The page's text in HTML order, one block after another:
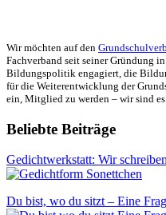
Wir möchten auf den
Fachverband seit seiner Gründung
Bildungspolitik engagiert, die
für die Weiterentwicklung der
ein, Mitglied zu werden – wir sind
Beliebte Beiträge
Gedichtwerkstatt: Wir
Du bist, wo du sitzt – Eine